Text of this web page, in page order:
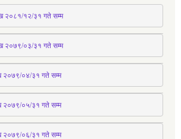
२०८१/१२/३१ गते सम्म
२०७९/०३/३१ गते सम्म
२०७९/०४/३१ गते सम्म
२०७९/०५/३१ गते सम्म
२०७९/०६/३१ गते सम्म